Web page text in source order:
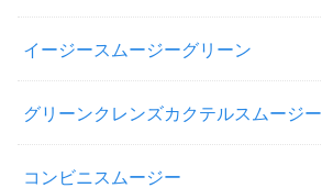
イージースムージーグリーン
グリーンクレンズカクテルスムージー
コンビニスムージー